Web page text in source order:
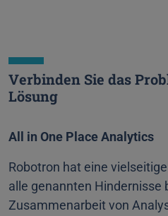
Verbinden Sie das
Lösung
All in One Place Analytics
Robotron hat eine
alle genannten Hindernisse
Zusammenarbeit von